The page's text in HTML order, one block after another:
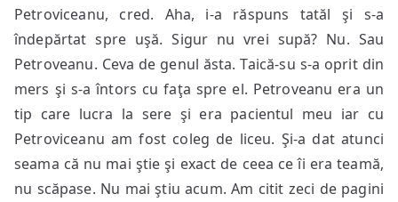
Petroviceanu, cred. Aha, i-a răspuns tatăl şi s-a
îndepărtat spre uşă. Sigur nu vrei supă? Nu. Sau
Petroveanu. Ceva de genul ăsta. Taică-su s-a oprit din
mers şi s-a întors cu faţa spre el. Petroveanu era un
tip care lucra la sere şi era pacientul meu iar cu
Petroviceanu am fost coleg de liceu. Şi-a dat atunci
seama că nu mai ştie şi exact de ceea ce îi era teamă,
nu scăpase. Nu mai ştiu acum. Am citit zeci de pagini